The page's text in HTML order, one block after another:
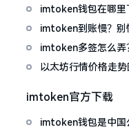
imtoken钱包在哪里
imtoken到账慢？别
imtoken多签怎么弄
以太坊行情价格走
imtoken官方下载
imtoken钱包是中国